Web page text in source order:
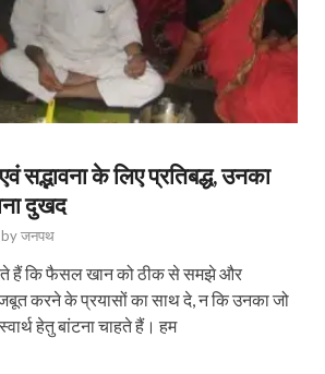
सद्भावना के लिए प्रतिबद्ध, उनका
दुखद
byजनपथ
हैं कि फैसल खान को ठीक से समझे और
करने के प्रयासों का साथ दे, न कि उनका जो
हेतु बांटना चाहते हैं। हम